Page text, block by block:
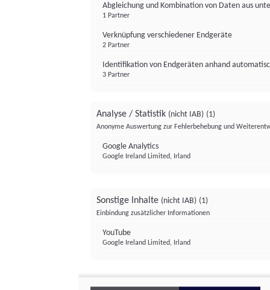
Abgleichung und Kombination von Daten aus
1 Partner
Verknüpfung verschiedener Endgeräte
2 Partner
Identifikation von Endgeräten anhand
3 Partner
Analyse / Statistik (nicht IAB) (1)
Anonyme Auswertung zur Fehlerbehebung und
Google Analytics
Google Ireland Limited, Irland
Sonstige Inhalte (nicht IAB) (1)
Einbindung zusätzlicher Informationen
YouTube
Google Ireland Limited, Irland